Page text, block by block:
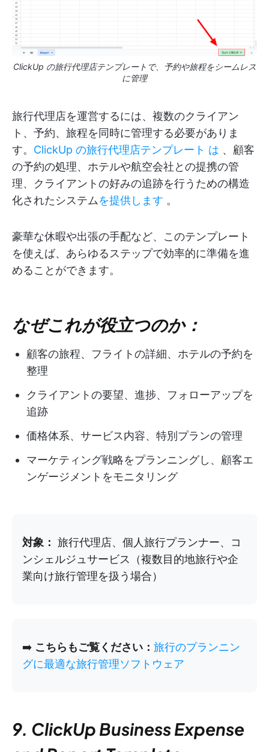
ClickUp の旅行代理店テンプレートで、予約や旅程をシームレス
に管理
旅行代理店を運営するには、複数のクライアン
ト、予約、旅程を同時に管理する必要がありま
す。 ClickUp の旅行代理店テンプレート は 、顧客
の予約の処理、ホテルや航空会社との提携の管
理、クライアントの好みの追跡を行うための構造
化されたシステムを提供します 。
豪華な休暇や出張の手配など、このテンプレート
を使えば、あらゆるステップで効率的に準備を進
めることができます。
なぜこれが役立つのか：
顧客の旅程、フライトの詳細、ホテルの予約を
整理
クライアントの要望、進捗、フォローアップを
追跡
価格体系、サービス内容、特別プランの管理
マーケティング戦略をプランニングし、顧客エ
ンゲージメントをモニタリング
対象： 旅行代理店、個人旅行プランナー、コ
ンシェルジュサービス（複数目的地旅行や企
業向け旅行管理を扱う場合）
➡️ こちらもご覧ください： 旅行のプランニン
グに最適な旅行管理ソフトウェア
9. ClickUp Business Expense